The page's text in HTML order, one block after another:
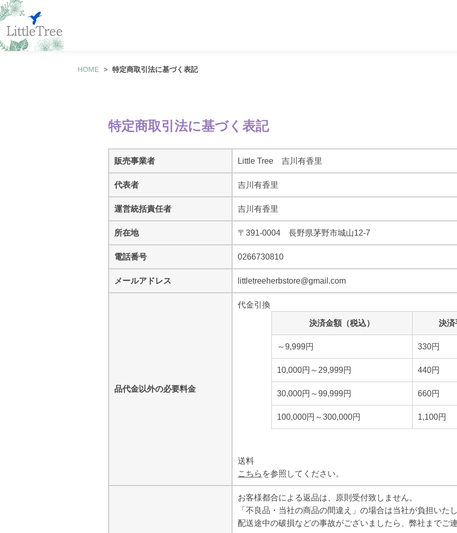
HOME 特定商取引法に基づく表記
特定商取引法に基づく表記
販売事業者 Little Tree 吉川有香里
代表者 吉川有香里
運営統括責任者 吉川有香里
所在地 〒391-0004 長野県茅野市城山12-7
電話番号 0266730810
メールアドレス littletreeherbstore@gmail.com
品代金以外の必要料金
代金引換
決済金額（税込） 決済
～9,999円 330円
10,000円～29,999円 440円
30,000円～99,999円 660円
100,000円～300,000円 1,100円
送料
こちら を参照してください。
お客様都合による返品は、原則受付致しません。
「不良品・当社の商品の間違え」の場合は当社が負担いたし
配送途中の破損などの事故がございましたら、弊社までご連